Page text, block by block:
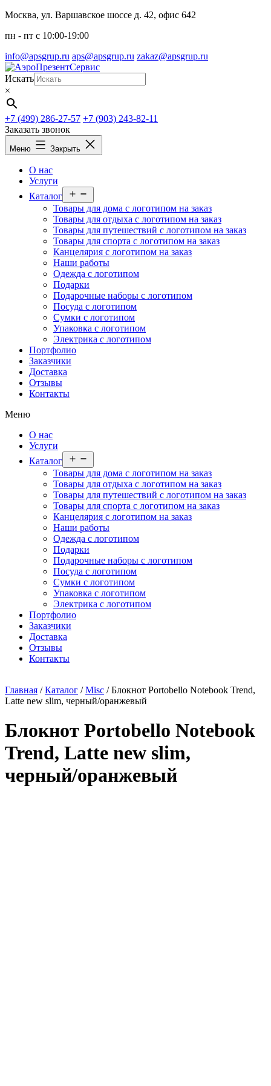
Перейти
содержимому
Москва, ул. Варшавское шоссе д. 42, офис 642
пн - пт c 10:00-19:00
info@apsgrup.ru aps@apsgrup.ru zakaz@apsgrup.ru
Искать
×
+7 (499) 286-27-57 +7 (903) 243-82-11
Заказать звонок
Меню Закрыть
О нас
Услуги
Каталог
меню
Товары для дома с логотипом на заказ
Товары для отдыха с логотипом на заказ
Товары для путешествий с логотипом на заказ
Товары для спорта с логотипом на заказ
Канцелярия с логотипом на заказ
Наши работы
Одежда с логотипом
Подарки
Подарочные наборы с логотипом
Посуда с логотипом
Сумки с логотипом
Упаковка с логотипом
Электрика с логотипом
Портфолио
Заказчики
Доставка
Отзывы
Контакты
Меню
О нас
Услуги
Каталог
меню
Товары для дома с логотипом на заказ
Товары для отдыха с логотипом на заказ
Товары для путешествий с логотипом на заказ
Товары для спорта с логотипом на заказ
Канцелярия с логотипом на заказ
Наши работы
Одежда с логотипом
Подарки
Подарочные наборы с логотипом
Посуда с логотипом
Сумки с логотипом
Упаковка с логотипом
Электрика с логотипом
Портфолио
Заказчики
Доставка
Отзывы
Контакты
Главная /Каталог /Misc / Блокнот Portobello Notebook Trend,
Latte new slim, черный/оранжевый
Блокнот Portobello Notebook
Trend, Latte new slim,
черный/оранжевый